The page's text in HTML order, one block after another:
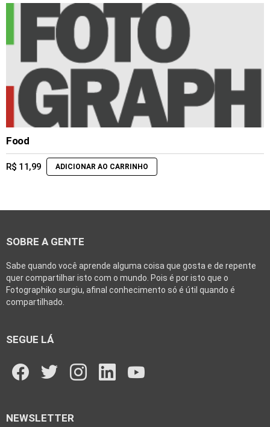
Food
R$ 11,99 ADICIONAR AO CARRINHO
SOBRE A GENTE
Sabe quando você aprende alguma coisa que gosta e de repente
quer compartilhar isto com o mundo. Pois é por isto que o
Fotographiko surgiu, afinal conhecimento só é útil quando é
compartilhado.
SEGUE LÁ
NEWSLETTER